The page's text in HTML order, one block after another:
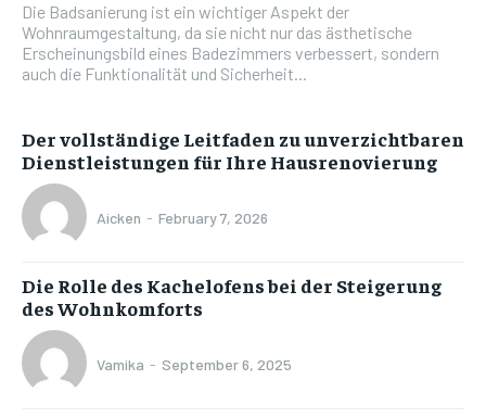
Die Badsanierung ist ein wichtiger Aspekt der
Wohnraumgestaltung, da sie nicht nur das ästhetische
Erscheinungsbild eines Badezimmers verbessert, sondern
auch die Funktionalität und Sicherheit...
Der vollständige Leitfaden zu unverzichtbaren
Dienstleistungen für Ihre Hausrenovierung
Aicken - February 7, 2026
Die Rolle des Kachelofens bei der Steigerung
des Wohnkomforts
Vamika - September 6, 2025